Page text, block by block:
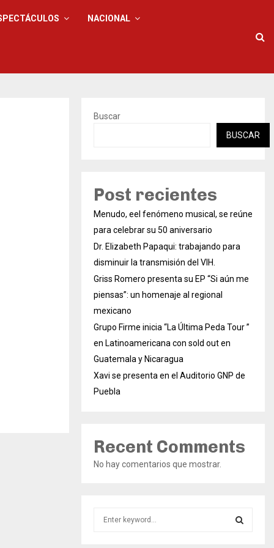
NACIONAL
Buscar
BUSCAR
Post recientes
Menudo, eel fenómeno musical, se reúne
para celebrar su 50 aniversario
Dr. Elizabeth Papaqui: trabajando para
disminuir la transmisión del VIH.
Griss Romero presenta su EP “Si aún me
piensas”: un homenaje al regional
mexicano
Grupo Firme inicia “La Última Peda Tour ”
en Latinoamericana con sold out en
Guatemala y Nicaragua
Xavi se presenta en el Auditorio GNP de
Puebla
Recent Comments
No hay comentarios que mostrar.